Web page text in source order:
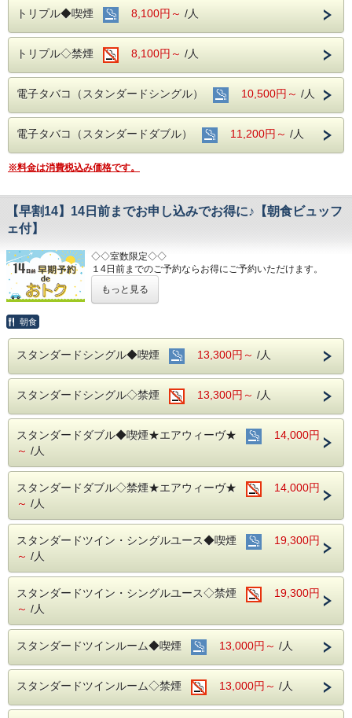
トリプル◆喫煙 8,100円～ /人
トリプル◇禁煙 8,100円～ /人
電子タバコ（スタンダードシングル） 10,500円～ /人
電子タバコ（スタンダードダブル） 11,200円～ /人
※料金は消費税込み価格です。
【早割14】14日前までお申し込みでお得に♪【朝食ビュッフ
ェ付】
◇◇室数限定◇◇
１4日前までのご予約ならお得にご予約いただけます。
☆先のご予定がお決まりのお客様には断然オトク☆
会が多い場所を
当ホテルの客室は窓が開放出来る為、簡単に空気を入れ替
える事が可能です。
清掃時は常に換気をして新鮮な空気に入れ替えておりま
す。
～ ビジネス・旅行に最高のロケーション ～
名鉄名古屋駅のすぐ上！！
中部国際空港まで最速２８分（名鉄名古屋駅から乗車可能）
～ ご朝食 ～
名古屋めしも楽しめる和洋折衷のバイキングをご用意してお
営業時間：７：００～１０：００ （最終入場 ９：３０）
もっと見る
朝食
スタンダードシングル◆喫煙 13,300円～ /人
スタンダードシングル◇禁煙 13,300円～ /人
スタンダードダブル◆喫煙★エアウィーヴ★
14,000円
～ /人
スタンダードダブル◇禁煙★エアウィーヴ★
14,000円
～ /人
スタンダードツイン・シングルユース◆喫煙
19,300円
～ /人
スタンダードツイン・シングルユース◇禁煙
19,300円
～ /人
スタンダードツインルーム◆喫煙 13,000円～ /人
スタンダードツインルーム◇禁煙 13,000円～ /人